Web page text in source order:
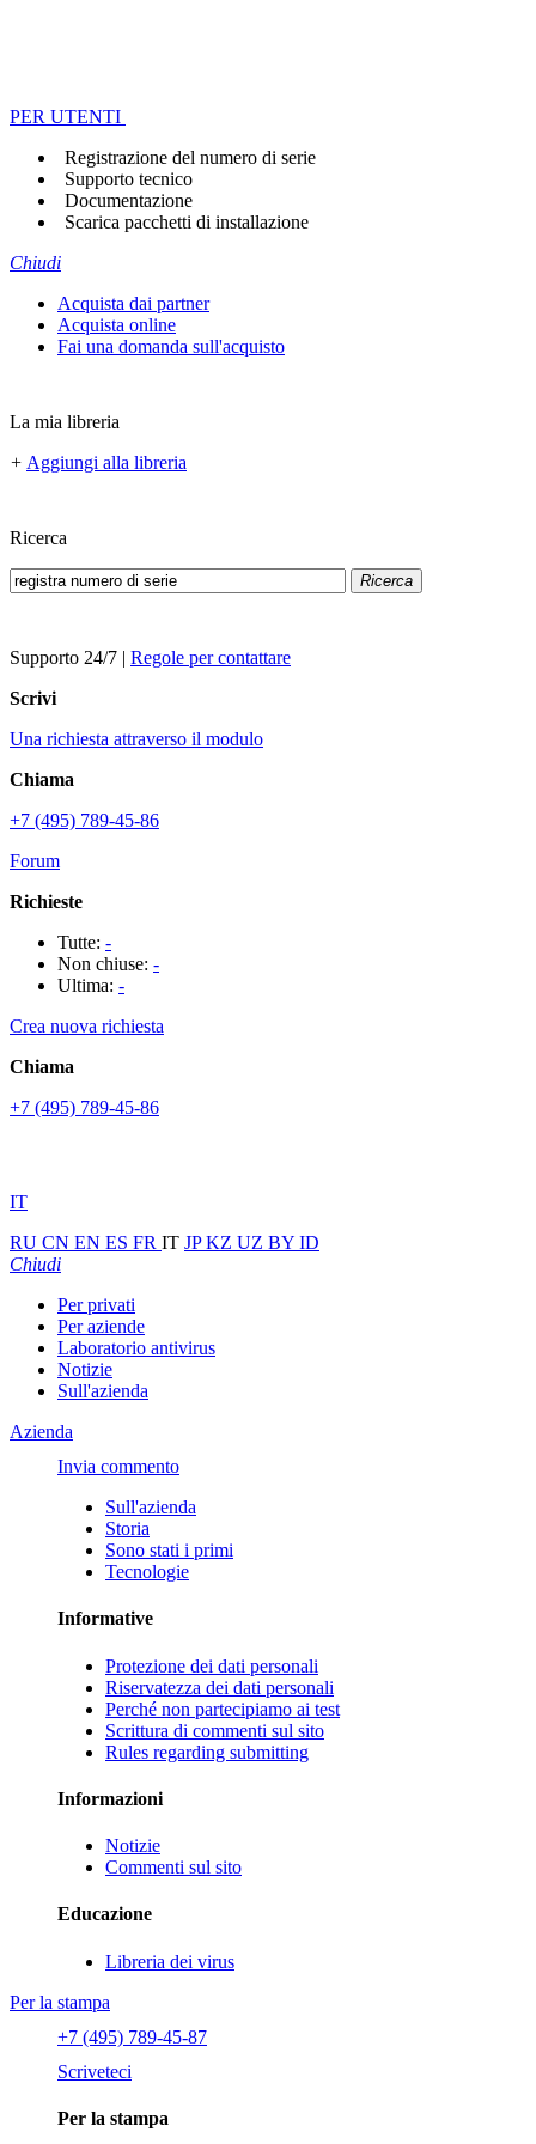
PER UTENTI
Registrazione del numero di serie
Supporto tecnico
Documentazione
Scarica pacchetti di installazione
Chiudi
Acquista dai partner
Acquista online
Fai una domanda sull'acquisto
La mia libreria
+ Aggiungi alla libreria
Ricerca
Ricerca
Supporto 24/7 | Regole per contattare
Scrivi
Una richiesta attraverso il modulo
Chiama
+7 (495) 789-45-86
Forum
Richieste
Tutte: -
Non chiuse: -
Ultima: -
Crea nuova richiesta
Chiama
+7 (495) 789-45-86
IT
RU CN EN ES FR IT JPKZ UZ BY ID
Chiudi
Per privati
Per aziende
Laboratorio antivirus
Notizie
Sull'azienda
Azienda
Invia commento
Sull'azienda
Storia
Sono stati i primi
Tecnologie
Informative
Protezione dei dati personali
Riservatezza dei dati personali
Perché non partecipiamo ai test
Scrittura di commenti sul sito
Rules regarding submitting
Informazioni
Notizie
Commenti sul sito
Educazione
Libreria dei virus
Per la stampa
+7 (495) 789-45-87
Scriveteci
Per la stampa